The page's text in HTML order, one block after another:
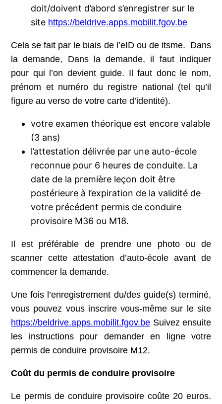
doit/doivent d’abord s’enregistrer sur le
site https://beldrive.apps.mobilit.fgov.be
Cela se fait par le biais de l’eID ou de itsme. Dans
la demande, Dans la demande, il faut indiquer
pour qui l’on devient guide. Il faut donc le nom,
prénom et numéro du registre national (tel qu’il
figure au verso de votre carte d’identité).
votre examen théorique est encore valable
(3 ans)
l’attestation délivrée par une auto-école
reconnue pour 6 heures de conduite. La
date de la première leçon doit être
postérieure à l’expiration de la validité de
votre précédent permis de conduire
provisoire M36 ou M18.
Il est préférable de prendre une photo ou de
scanner cette attestation d’auto-école avant de
commencer la demande.
Une fois l’enregistrement du/des guide(s) terminé,
vous pouvez vous inscrire vous-même sur le site
https://beldrive.apps.mobilit.fgov.be Suivez ensuite
les instructions pour demander en ligne votre
permis de conduire provisoire M12.
Coût du permis de conduire provisoire
Le permis de conduire provisoire coûte 20 euros.